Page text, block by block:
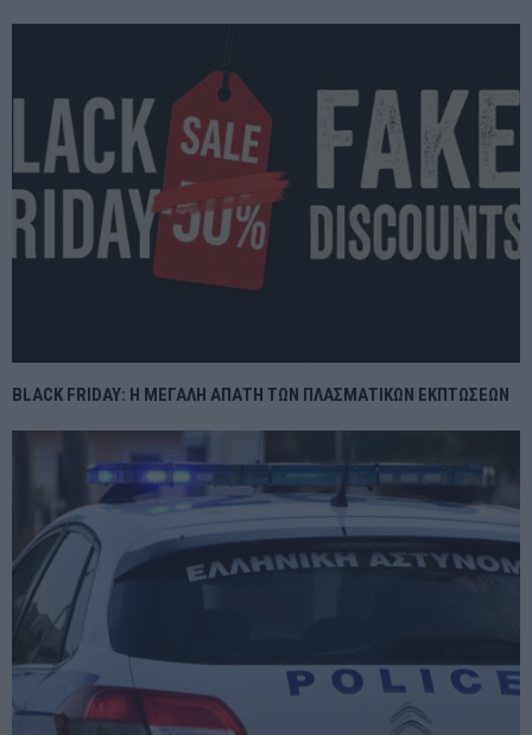
BLACK FRIDAY: Η ΜΕΓΑΛΗ ΑΠΑΤΗ ΤΩΝ ΠΛΑΣΜΑΤΙΚΩΝ ΕΚΠΤΩΣΕΩΝ